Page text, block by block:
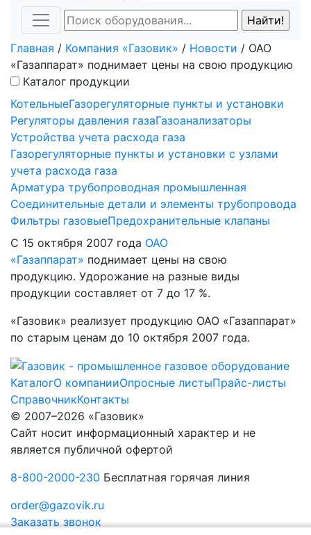
Главная / Компания «Газовик» / Новости / ОАО
«Газаппарат» поднимает цены на свою продукцию
Каталог продукции
КотельныеГазорегуляторные пункты и установки
Регуляторы давления газаГазоанализаторы
Устройства учета расхода газа
Газорегуляторные пункты и установки с узлами
учета расхода газа
Арматура трубопроводная промышленная
Соединительные детали и элементы трубопровода
Фильтры газовыеПредохранительные клапаны
С 15 октября 2007 года ОАО
«Газаппарат» поднимает цены на свою
продукцию. Удорожание на разные виды
продукции составляет от 7 до 17 %.
«Газовик» реализует продукцию ОАО «Газаппарат»
по старым ценам до 10 октября 2007 года.
КаталогО компанииОпросные листыПрайс-листы
СправочникКонтакты
© 2007–2026 «Газовик»
Сайт носит информационный характер и не
является публичной офертой
8-800-2000-230 Бесплатная горячая линия
order@gazovik.ru
Заказать звонок